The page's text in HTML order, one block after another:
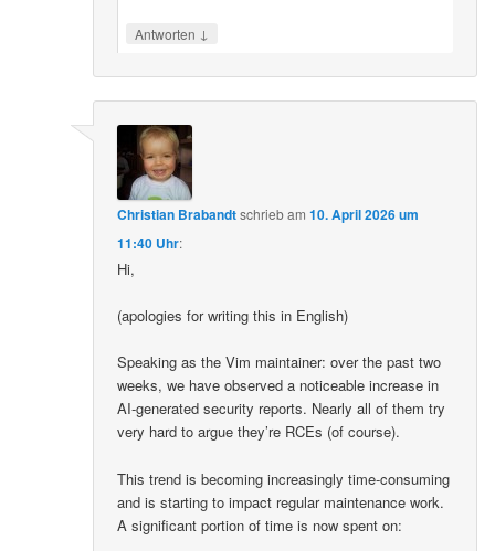
Antworten ↓
Christian Brabandtschriebam10. April 2026 um
11:40 Uhr:
Hi,
(apologies for writing this in English)
Speaking as the Vim maintainer: over the past two
weeks, we have observed a noticeable increase in
AI-generated security reports. Nearly all of them try
very hard to argue they’re RCEs (of course).
This trend is becoming increasingly time-consuming
and is starting to impact regular maintenance work.
A significant portion of time is now spent on: